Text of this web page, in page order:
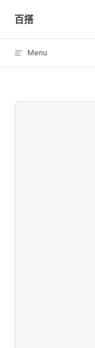
Skip to content
百搭
Menu